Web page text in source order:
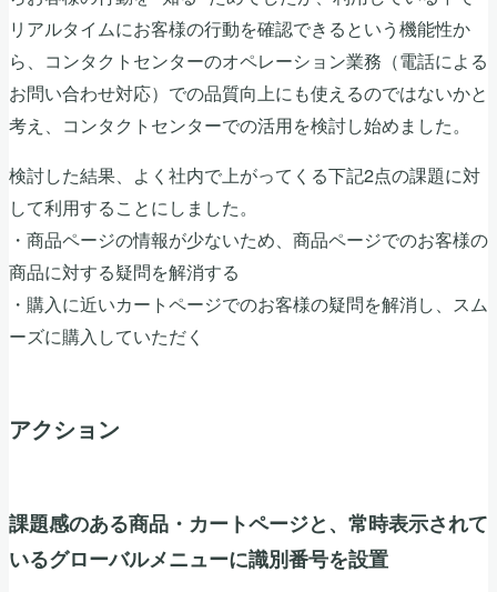
リアルタイムにお客様の行動を確認できるという機能性か
ら、コンタクトセンターのオペレーション業務（電話による
お問い合わせ対応）での品質向上にも使えるのではないかと
考え、コンタクトセンターでの活用を検討し始めました。
検討した結果、よく社内で上がってくる下記2点の課題に対
して利用することにしました。
・商品ページの情報が少ないため、商品ページでのお客様の
商品に対する疑問を解消する
・購入に近いカートページでのお客様の疑問を解消し、スム
ーズに購入していただく
アクション
課題感のある商品・カートページと、常時表示されて
いるグローバルメニューに識別番号を設置